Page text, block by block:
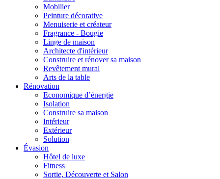
Mobilier
Peinture décorative
Menuiserie et créateur
Fragrance - Bougie
Linge de maison
Architecte d'intérieur
Construire et rénover sa maison
Revêtement mural
Arts de la table
Rénovation
Economique d’énergie
Isolation
Construire sa maison
Intérieur
Extérieur
Solution
Évasion
Hôtel de luxe
Fitness
Sortie, Découverte et Salon